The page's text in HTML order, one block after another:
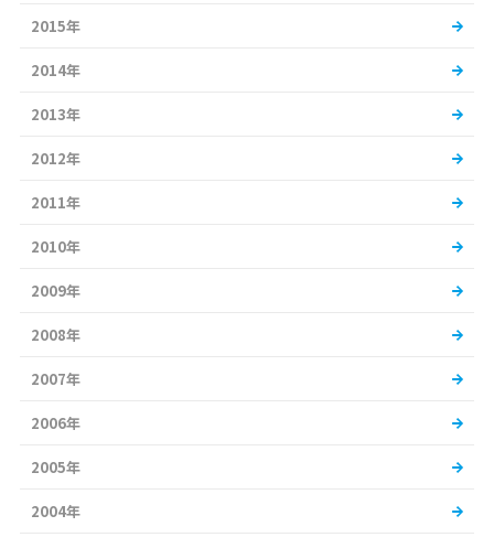
2015年
2014年
2013年
2012年
2011年
2010年
2009年
2008年
2007年
2006年
2005年
2004年